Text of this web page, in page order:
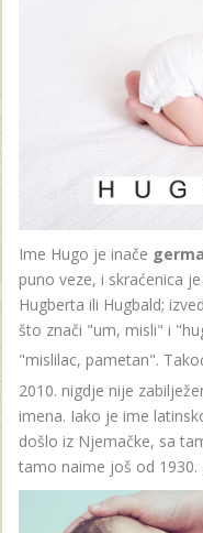
Ime Hugo je inače
puno veze, i skraćenica
Hugberta ili Hugbald;
što znači "um, misli" i
"mislilac, pametan".
2010. nigdje nije
imena. Iako je ime
došlo iz Njemačke, sa
tamo naime još od 1930.